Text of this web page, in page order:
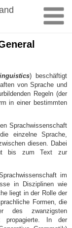
) beschäftigt
von Sprache und
Regeln (der
in einer bestimmten
Sprachwissenschaft
einzelne Sprache,
diesen. Dabei
bis zum Text zur
im
in Disziplinen wie
liegt in der Rolle der
Formen, die
des zwanzigsten
propagierte. In der